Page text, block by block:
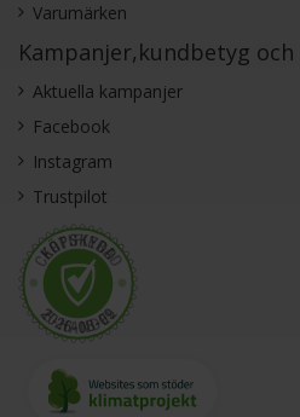
Varumärken
Kampanjer,kundbetyg
Aktuella kampanjer
Facebook
Instagram
Trustpilot